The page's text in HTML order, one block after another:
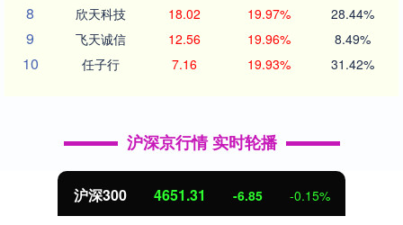
8 欣天科技 18.02 19.97% 28.44%
9 飞天诚信 12.56 19.96% 8.49%
10 任子行 7.16 19.93% 31.42%
沪深京行情 实时轮播
北证50 1122.88 3.42 0.30%